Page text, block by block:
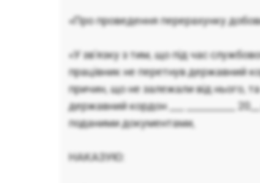
«Про проведення перерахунку
«У зв'язку з тим, що під час
працівник не перетнув державний
причин, що не залежали від нього,
державний кордон ___ __________
поданими документами,
НАКАЗУЮ: